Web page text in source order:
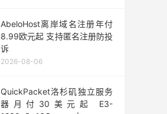
AbeloHost离岸域名注册年付
8.99欧元起 支持匿名注册防投
诉
2026-08-06
QuickPacket洛杉矶独立服务
器月付30美元起 E3-